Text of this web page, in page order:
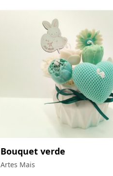
Bouquet verde
Artes Mais